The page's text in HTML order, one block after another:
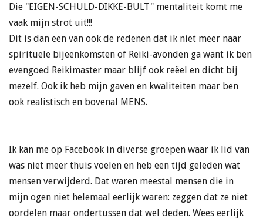
Die "EIGEN-SCHULD-DIKKE-BULT" mentaliteit komt me
vaak mijn strot uit!!!
Dit is dan een van ook de redenen dat ik niet meer naar
spirituele bijeenkomsten of Reiki-avonden ga want ik ben
evengoed Reikimaster maar blijf ook reëel en dicht bij
mezelf. Ook ik heb mijn gaven en kwaliteiten maar ben
ook realistisch en bovenal MENS.
Ik kan me op Facebook in diverse groepen waar ik lid van
was niet meer thuis voelen en heb een tijd geleden wat
mensen verwijderd. Dat waren meestal mensen die in
mijn ogen niet helemaal eerlijk waren: zeggen dat ze niet
oordelen maar ondertussen dat wel deden. Wees eerlijk